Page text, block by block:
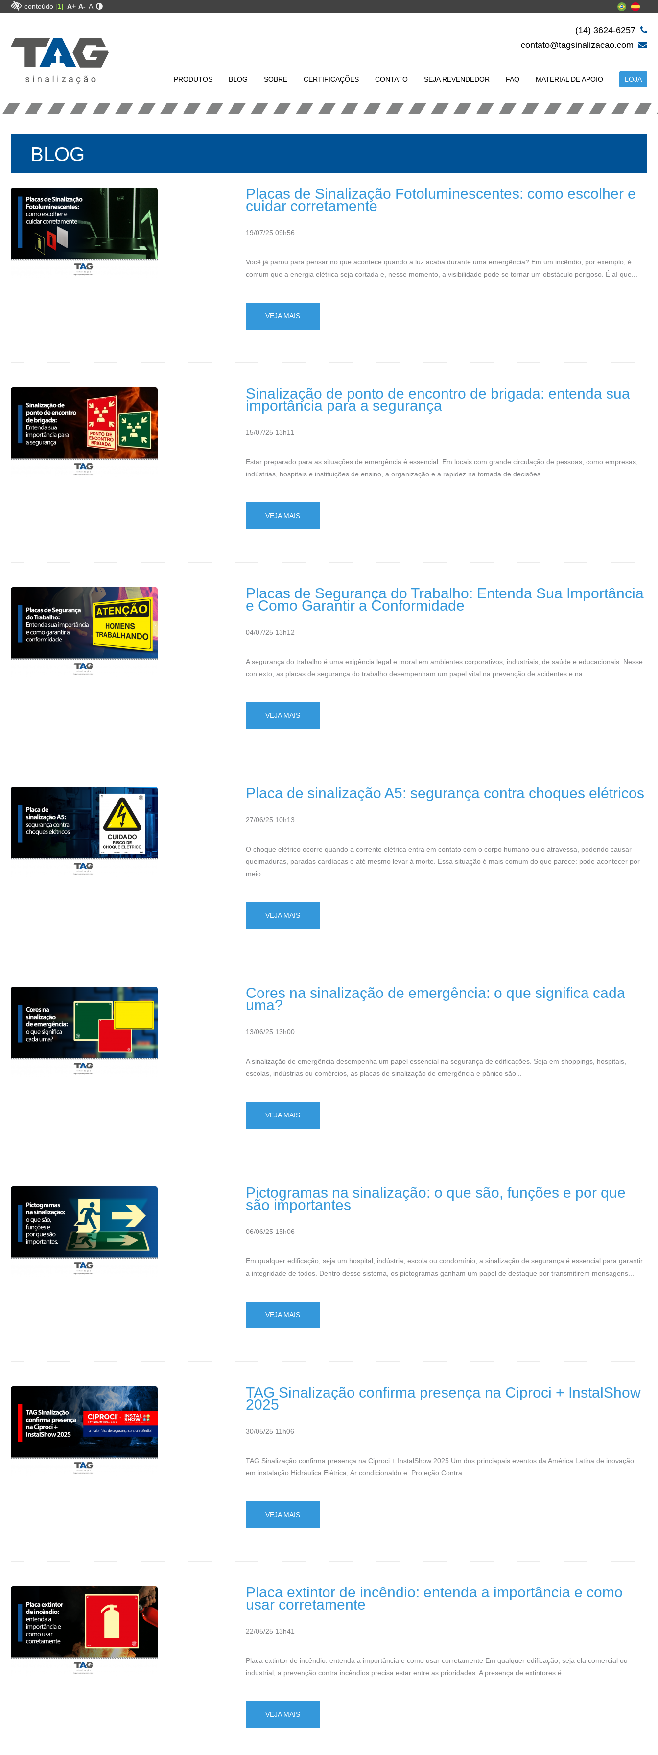
conteúdo [1] A+ A- A
(14) 3624-6257
contato@tagsinalizacao.com
PRODUTOS BLOG SOBRE CERTIFICAÇÕES CONTATO SEJA REVENDEDOR FAQ MATERIAL DE APOIO LOJA
BLOG
Placas de Sinalização Fotoluminescentes: como escolher e
cuidar corretamente
19/07/25 09h56
Você já parou para pensar no que acontece quando a luz acaba durante uma emergência? Em um incêndio, por exemplo, é
comum que a energia elétrica seja cortada e, nesse momento, a visibilidade pode se tornar um obstáculo perigoso. É aí que...
VEJA MAIS
Sinalização de ponto de encontro de brigada: entenda sua
importância para a segurança
15/07/25 13h11
Estar preparado para as situações de emergência é essencial. Em locais com grande circulação de pessoas, como empresas,
indústrias, hospitais e instituições de ensino, a organização e a rapidez na tomada de decisões...
VEJA MAIS
Placas de Segurança do Trabalho: Entenda Sua Importância
e Como Garantir a Conformidade
04/07/25 13h12
A segurança do trabalho é uma exigência legal e moral em ambientes corporativos, industriais, de saúde e educacionais. Nesse
contexto, as placas de segurança do trabalho desempenham um papel vital na prevenção de acidentes e na...
VEJA MAIS
Placa de sinalização A5: segurança contra choques elétricos
27/06/25 10h13
O choque elétrico ocorre quando a corrente elétrica entra em contato com o corpo humano ou o atravessa, podendo causar
queimaduras, paradas cardíacas e até mesmo levar à morte. Essa situação é mais comum do que parece: pode acontecer por
meio...
VEJA MAIS
Cores na sinalização de emergência: o que significa cada
uma?
13/06/25 13h00
A sinalização de emergência desempenha um papel essencial na segurança de edificações. Seja em shoppings, hospitais,
escolas, indústrias ou comércios, as placas de sinalização de emergência e pânico são...
VEJA MAIS
Pictogramas na sinalização: o que são, funções e por que
são importantes
06/06/25 15h06
Em qualquer edificação, seja um hospital, indústria, escola ou condomínio, a sinalização de segurança é essencial para garantir
a integridade de todos. Dentro desse sistema, os pictogramas ganham um papel de destaque por transmitirem mensagens...
VEJA MAIS
TAG Sinalização confirma presença na Ciproci + InstalShow
2025
30/05/25 11h06
TAG Sinalização confirma presença na Ciproci + InstalShow 2025 Um dos princiapais eventos da América Latina de inovação
em instalação Hidráulica Elétrica, Ar condicionaldo e Proteção Contra...
VEJA MAIS
Placa extintor de incêndio: entenda a importância e como
usar corretamente
22/05/25 13h41
Placa extintor de incêndio: entenda a importância e como usar corretamente Em qualquer edificação, seja ela comercial ou
industrial, a prevenção contra incêndios precisa estar entre as prioridades. A presença de extintores é...
VEJA MAIS